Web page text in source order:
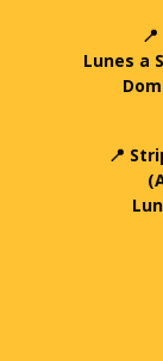
Lunes a
📍